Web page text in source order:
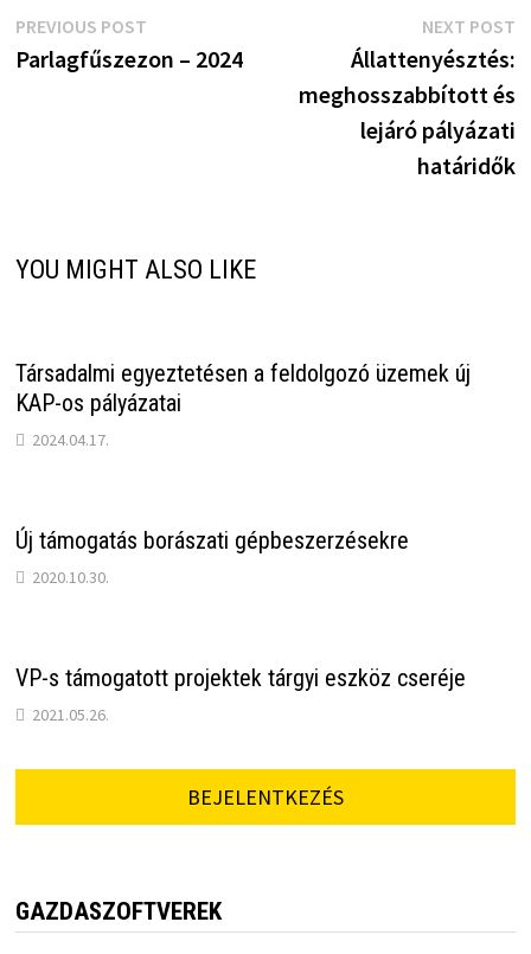
Bejegyzés
navigáció
PREVIOUS POSTPrevious
post:
Parlagfűszezon – 2024
NEXT POST
Állattenyésztés:
meghosszabbított és
lejáró pályázati
határidők
YOU MIGHT ALSO LIKE
Társadalmi egyeztetésen a feldolgozó üzemek új
KAP-os pályázatai
2024.04.17.
Új támogatás borászati gépbeszerzésekre
2020.10.30.
VP-s támogatott projektek tárgyi eszköz cseréje
2021.05.26.
BEJELENTKEZÉS
GAZDASZOFTVEREK